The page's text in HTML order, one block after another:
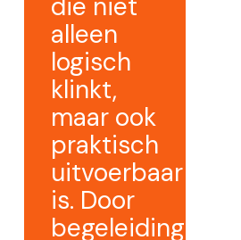
die niet
alleen
logisch
klinkt,
maar ook
praktisch
uitvoerbaar
is. Door
begeleiding